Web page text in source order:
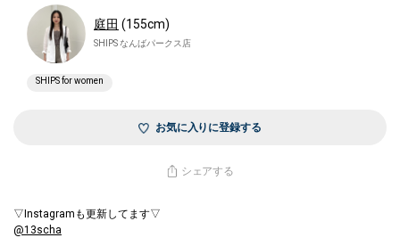
庭田 (155cm)
SHIPS なんばパークス店
SHIPS for women
お気に入りに登録する
シェアする
▽Instagramも更新してます▽
@13scha